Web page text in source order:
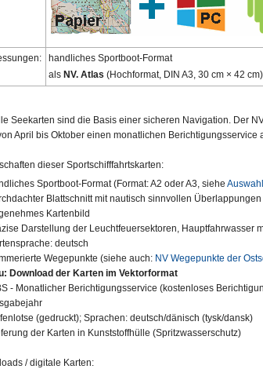
handliches Sportboot-Format
als NV. Atlas (Hochformat, DIN A3, 30 cm × 42 cm)
Seekarten sind die Basis einer sicheren Navigation. Der
April bis Oktober einen monatlichen Berichtigungsservice
dieser Sportschifffahrtskarten:
Sportboot-Format (Format: A2 oder A3, siehe
Blattschnitt mit nautisch sinnvollen Überlappungen
Kartenbild
Darstellung der Leuchtfeuersektoren, Hauptfahrwasser
deutsch
Wegepunkte (siehe auch: NV Wegepunkte der
Download der Karten im Vektorformat
- Monatlicher Berichtigungsservice (kostenloses
(gedruckt); Sprachen: deutsch/dänisch (tysk/dansk)
der Karten in Kunststoffhülle (Spritzwasserschutz)
/ digitale Karten: